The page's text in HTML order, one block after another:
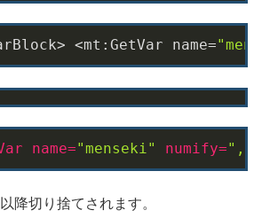
<mt:GetVar name=
name="menseki" numify=","
降切り捨てされます。